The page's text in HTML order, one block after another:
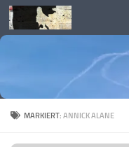
Skip to content
MARKIERT:ANNICK ALANE